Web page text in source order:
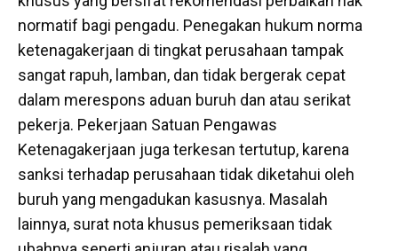
normatif bagi pengadu. Penegakan hukum norma
ketenagakerjaan di tingkat perusahaan tampak
sangat rapuh, lamban, dan tidak bergerak cepat
dalam merespons aduan buruh dan atau serikat
pekerja. Pekerjaan Satuan Pengawas
Ketenagakerjaan juga terkesan tertutup, karena
sanksi terhadap perusahaan tidak diketahui oleh
buruh yang mengadukan kasusnya. Masalah
lainnya, surat nota khusus pemeriksaan tidak